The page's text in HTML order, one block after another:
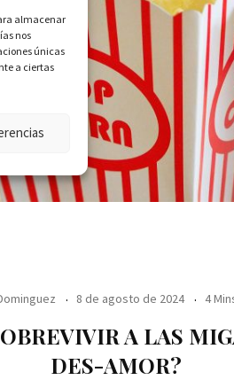
almacenar
nos
únicas
a ciertas
8 de agosto de 2024 4
A LAS
DES-AMOR?